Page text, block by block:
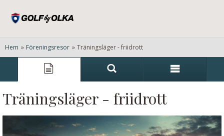
Hem » Föreningsresor » Träningsläger - friidrott
Träningsläger - friidrott